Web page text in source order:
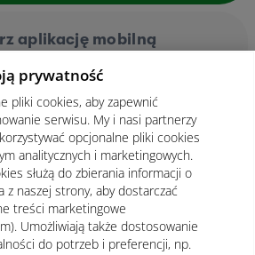
aplikację mobilną
prywatność
pliki cookies, aby zapewnić
serwisu. My i nasi partnerzy
opcjonalne pliki cookies
analitycznych i marketingowych.
służą do zbierania informacji o
z naszej strony, aby dostarczać
treści marketingowe
Umożliwiają także dostosowanie
do potrzeb i preferencji, np.